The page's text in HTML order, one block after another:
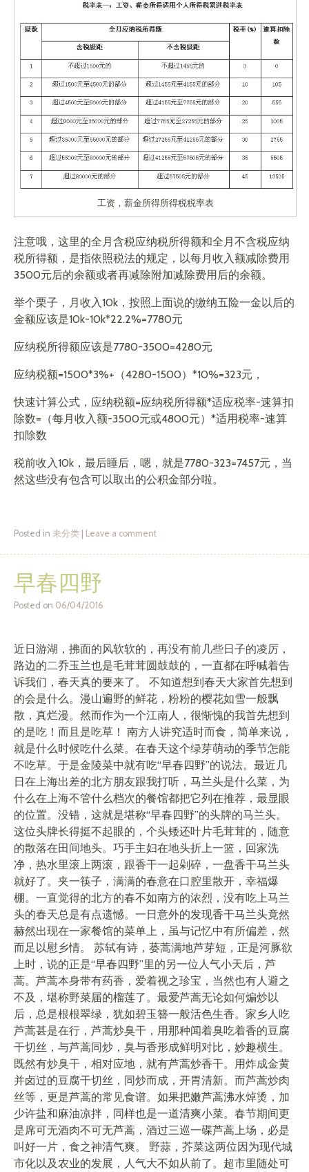
工资，薪金所得所得税税率表
注意哦，这里的全月含税应纳税所得额和全月不含税应纳
税所得额，是指依照税法的规定，以每月收入额减除费用
3500元后的余额或者再减除附加减除费用后的余额。
举个栗子，月收入10k，按照上面说的缴纳五险一金以后的
金额应该是10k-10k*22.2%=7780元
应纳税所得额应该是7780-3500=4280元
应纳税额=1500*3%+（4280-1500）*10%=323元，
快速计算公式，应纳税额=应纳税所得额*适应税率-速算扣
除数=（每月收入额-3500元或4800元）*适用税率-速算
扣除数
税前收入10k，最后睡后，嗯，就是7780-323=7457元，当
然这些没有包含可以取出的公积金部分啦。
Posted in 未分类 Leave a comment
早春四野
Posted on 06/04/2016
近日游湖，拂面的风软软的，再没有前几些日子的凌厉，
路边的二乔玉兰也是毛茸茸圆鼓鼓的，一直都在呼喊着告
诉我们，春天真的要来了。 不知道想到春天大家首先想到
的会是什么。漫山遍野的鲜花，粉粉的樱花如雪一般飘
散，真烂漫。然而作为一个江南人，很惭愧的我首先想到
的是吃！而且是吃草！ 南方人讲究适时而食，简单来说，
就是什么时候吃什么菜。在春天这个绿芽萌动的季节怎能
不吃草。于是金陵菜中就有吃“早春四野”的说法。最近几
日在上海出差的北方朋友跟我打听，马兰头是什么菜，为
什么在上海不管什么档次的餐馆都把它列在推荐，最显眼
的位置。没错，这就是堪称“早春四野”的头牌的马兰头。
这位头牌长得挺不起眼的，个头矮还叶片毛茸茸的，随意
的散落在田间地头。巧手主妇在地头折上一篮，回家洗
净，热水里滚上两滚，跟香干一起剁碎，一盘香干马兰头
就好了。夹一筷子，满满的春意在口腔里散开，幸福爆
棚。一直觉得的北方的春不如南方的浓烈，没有吃上马兰
头的春天总是有点遗憾。一日意外的发现香干马兰头竟然
赫然出现在一家餐馆的菜单上，虽与记忆中有所偏差，然
而足以慰乡情。 苏轼有诗，蒌蒿满地芦芽短，正是河豚欲
上时，说的正是“早春四野”里的另一位人气小天后，芦
蒿。芦蒿本身带有药香，爱着视之珍宝，当然也有人避之
不及，堪称野菜届的榴莲了。最爱芦蒿无论如何煸炒以
后，总是根根翠绿，犹如碧玉簪一般活色生香。家乡人吃
芦蒿甚是在行，芦蒿炒臭干，用那种闻着臭吃着香的豆腐
干切丝，与芦蒿同炒，臭与香形成鲜明对比，妙趣横生。
既然有炒臭干，相对应地，就有芦蒿炒香干。用炸成金黄
并卤过的豆腐干切丝，同炒而成，开胃清新。而芦蒿炒肉
丝等，更是芦蒿的常见食谱。如果把嫩芦蒿沸水焯烫，加
少许盐和麻油凉拌，同样也是一道清爽小菜。春节期间更
是席可无酒肉不可无芦蒿，酒过三巡一碟芦蒿上场，必是
叫好一片，食之神清气爽。 野蒜，芥菜这两位因为现代城
市化以及农业的发展，人气大不如从前了。超市里随处可